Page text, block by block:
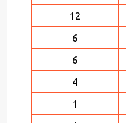
12
6
6
4
1